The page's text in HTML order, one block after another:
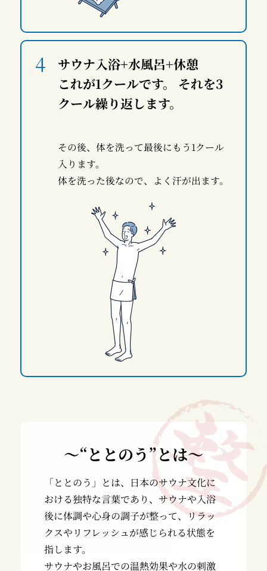
サウナ入浴+水風呂+休憩
これが1クールです。 それを3
クール繰り返します。
その後、体を洗って最後にもう1クール
入ります。
体を洗った後なので、よく汗が出ます。
～“ととのう”とは～
「ととのう」とは、日本のサウナ文化に
おける独特な言葉であり、サウナや入浴
後に体調や心身の調子が整って、リラッ
クスやリフレッシュが感じられる状態を
指します。
サウナやお風呂での温熱効果や水の刺激